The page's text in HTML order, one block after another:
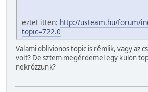
eztet itten: http://usteam.hu/forum/
topic=722.0
Valami oblivionos topic is rémlik, vagy az
volt? De sztem megérdemel egy külön
nekrózzunk?